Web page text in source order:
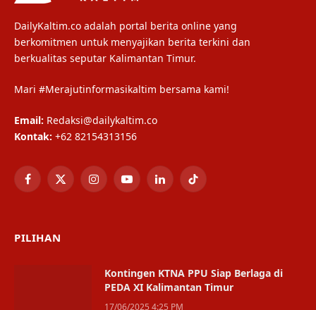
DailyKaltim.co adalah portal berita online yang
berkomitmen untuk menyajikan berita terkini dan
berkualitas seputar Kalimantan Timur.
Mari #Merajutinformasikaltim bersama kami!
Email: Redaksi@dailykaltim.co
Kontak: +62 82154313156
Facebook
X
InstagramYouTubeLinkedInTikTok
PILIHAN
Kontingen KTNA PPU Siap Berlaga di
PEDA XI Kalimantan Timur
17/06/2025 4:25 PM